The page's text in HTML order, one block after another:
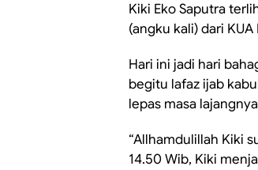
Kiki Eko Saputra
(angku kali) dari
Hari ini jadi hari
begitu lafaz ijab
lepas masa
“Allhamdulillah Kiki
14.50 Wib, Kiki